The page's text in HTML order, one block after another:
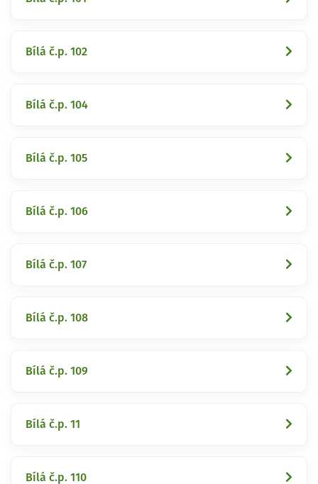
Bílá č.p. 102
Bílá č.p. 104
Bílá č.p. 105
Bílá č.p. 106
Bílá č.p. 107
Bílá č.p. 108
Bílá č.p. 109
Bílá č.p. 11
Bílá č.p. 110